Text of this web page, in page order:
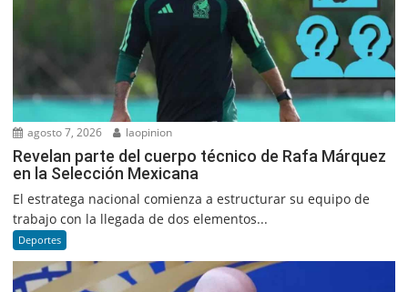
agosto 7, 2026 laopinion
Revelan parte del cuerpo técnico de Rafa Márquez
en la Selección Mexicana
El estratega nacional comienza a estructurar su equipo de
trabajo con la llegada de dos elementos...
Deportes